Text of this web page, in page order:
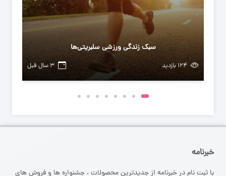
سبک زندگی ورزشی سلبریتی‌ها
۱۲۴ بازدید ۳ سال قبل
خبرنامه
با ثبت نام در خبرنامه از جدیدترین محصولات ، جشنواره ها و فروش های